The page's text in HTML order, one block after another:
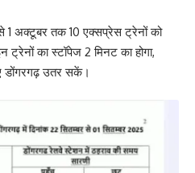
1 अक्टूबर तक 10 एक्सप्रेस ट्रेनों को
ट्रेनों का स्टॉपेज 2 मिनट का होगा,
डोंगरगढ़ उतर सकें।